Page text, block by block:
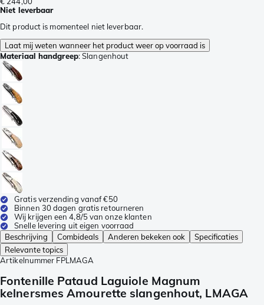
Niet leverbaar
Dit product is momenteel niet leverbaar.
Laat mij weten wanneer het product weer op voorraad is
Materiaal handgreep:Slangenhout
Gratis verzending vanaf €50
Binnen 30 dagen gratis retourneren
Wij krijgen een 4,8/5 van onze klanten
Snelle levering uit eigen voorraad
Beschrijving
Combideals Anderen bekeken ook
Specificaties
Relevante topics
Artikelnummer FPLMAGA
Fontenille Pataud Laguiole Magnum
kelnersmes Amourette slangenhout, LMAGA